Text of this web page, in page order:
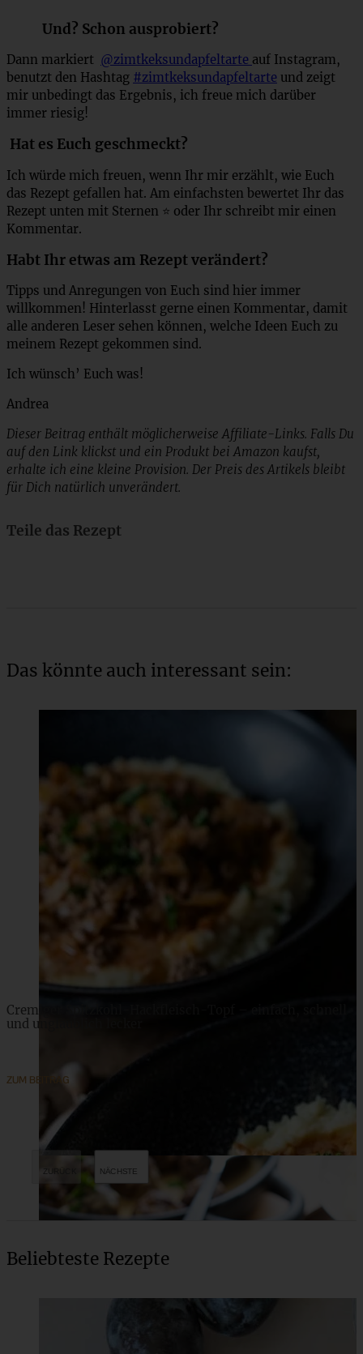
Und? Schon ausprobiert?
Dann markiert @zimtkeksundapfeltarte auf Instagram,
benutzt den Hashtag #zimtkeksundapfeltarte und zeigt
mir unbedingt das Ergebnis, ich freue mich darüber
immer riesig!
Hat es Euch geschmeckt?
Ich würde mich freuen, wenn Ihr mir erzählt, wie Euch
das Rezept gefallen hat. Am einfachsten bewertet Ihr das
Rezept unten mit Sternen ⭐ oder Ihr schreibt mir einen
Kommentar.
Habt Ihr etwas am Rezept verändert?
Tipps und Anregungen von Euch sind hier immer
willkommen! Hinterlasst gerne einen Kommentar, damit
alle anderen Leser sehen können, welche Ideen Euch zu
meinem Rezept gekommen sind.
Ich wünsch’ Euch was!
Andrea
Dieser Beitrag enthält möglicherweise Affiliate-Links. Falls Du
auf den Link klickst und ein Produkt bei Amazon kaufst,
erhalte ich eine kleine Provision. Der Preis des Artikels bleibt
für Dich natürlich unverändert.
Teile das Rezept
Das könnte auch interessant sein:
Cremiger Spitzkohl-Hackfleisch-Topf – einfach, schnell
und unglaublich lecker
ZUM BEITRAG
Beliebteste Rezepte